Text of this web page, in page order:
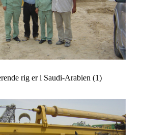
rig er i Saudi-Arabien (1)